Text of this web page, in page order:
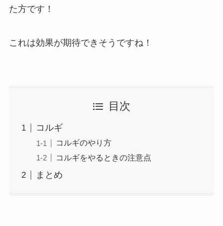
た方です！
これは効果が期待できそうですね！
目次
コルギ
コルギのやり方
コルギをやるときの注意点
まとめ